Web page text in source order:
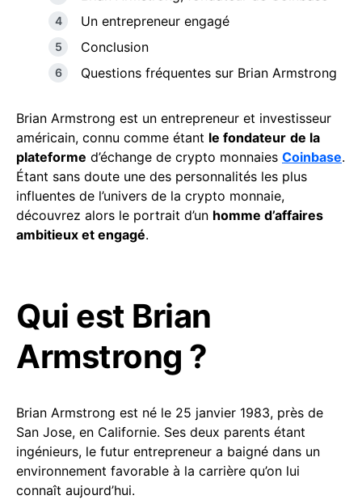
Un entrepreneur engagé
Conclusion
Questions fréquentes sur Brian Armstrong
Brian Armstrong est un entrepreneur et investisseur
américain, connu comme étant le fondateur de la
plateforme d’échange de crypto monnaies Coinbase.
Étant sans doute une des personnalités les plus
influentes de l’univers de la crypto monnaie,
découvrez alors le portrait d’un homme d’affaires
ambitieux et engagé.
Qui est Brian
Armstrong ?
Brian Armstrong est né le 25 janvier 1983, près de
San Jose, en Californie. Ses deux parents étant
ingénieurs, le futur entrepreneur a baigné dans un
environnement favorable à la carrière qu’on lui
connaît aujourd’hui.